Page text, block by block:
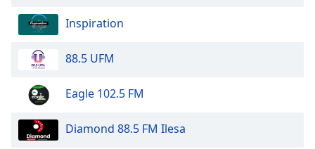
dialog
window.
Escape
cancel
window.
Inspiration
88.5 UFM
Eagle 102.5 FM
Diamond 88.5 FM Ilesa